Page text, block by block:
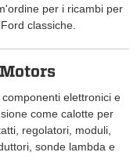
per i ricambi per
classiche.
elettronici e
come calotte per
regolatori, moduli,
sonde lambda e